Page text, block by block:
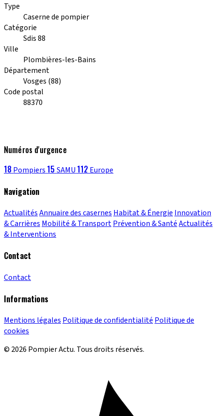
Type
Caserne de pompier
Catégorie
Sdis 88
Ville
Plombières-les-Bains
Département
Vosges (88)
Code postal
88370
Numéros d'urgence
18 Pompiers 15 SAMU 112 Europe
Navigation
ActualitésAnnuaire des casernes Habitat & Énergie Innovation
& Carrières Mobilité & TransportPrévention & SantéActualités
& Interventions
Contact
Contact
Informations
Mentions légales Politique de confidentialité Politique de
cookies
© 2026 Pompier Actu. Tous droits réservés.